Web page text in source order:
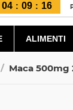
04 : 09 : 16
ALIMENTI
/ Maca 500mg